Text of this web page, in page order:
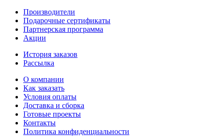
Производители
Подарочные сертификаты
Партнерская программа
Акции
История заказов
Рассылка
O компании
Как заказать
Условия оплаты
Доставка и сборка
Готовые проекты
Контакты
Политика конфиденциальности